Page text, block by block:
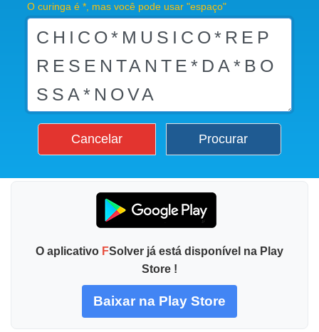
O curinga é *, mas você pode usar "espaço"
Cancelar Procurar
O aplicativo FSolver já está disponível na Play
Store !
Baixar na Play Store